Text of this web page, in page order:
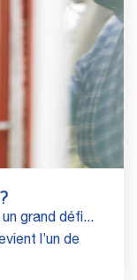
grand défi...
l’un de